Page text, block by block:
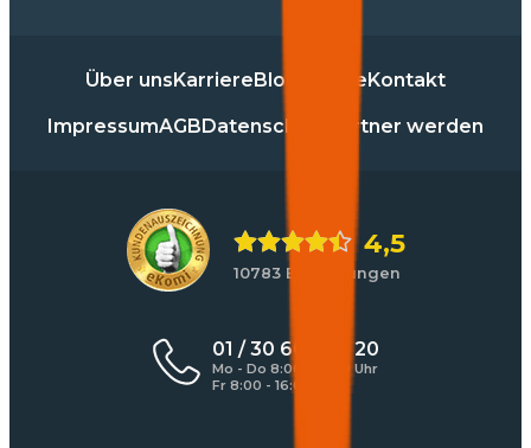
Über unsKarriereBlog PresseKontakt
ImpressumAGBDatenschutz Partner werden
4,5
10783 Bewertungen
01 / 30 60 900 20
Mo - Do 8:00 - 17:00 Uhr
Fr 8:00 - 16:00 Uhr